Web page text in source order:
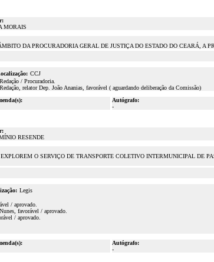
MORAIS
DA PROCURADORIA GERAL DE JUSTIÇA DO ESTADO DO CEARÁ, A
CCJ
/ Procuradoria.
relator Dep. João Ananias, favorável ( aguardando deliberação da Comissão)
Autógrafo:
-
RESENDE
O SERVIÇO DE TRANSPORTE COLETIVO INTERMUNICIPAL
Legis
/ aprovado.
favorável / aprovado.
/ aprovado.
Autógrafo:
-